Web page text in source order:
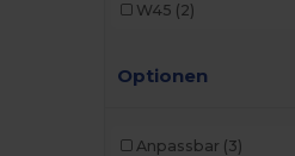
Towel city
W45 (2)
Optionen
Anpassbar (3)